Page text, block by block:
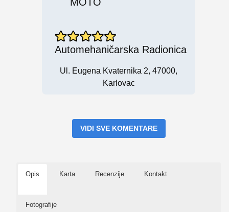
Automehaničarska Radionica
Ul. Eugena Kvaternika 2, 47000,
Karlovac
VIDI SVE KOMENTARE
Opis Karta Recenzije Kontakt
Fotografije